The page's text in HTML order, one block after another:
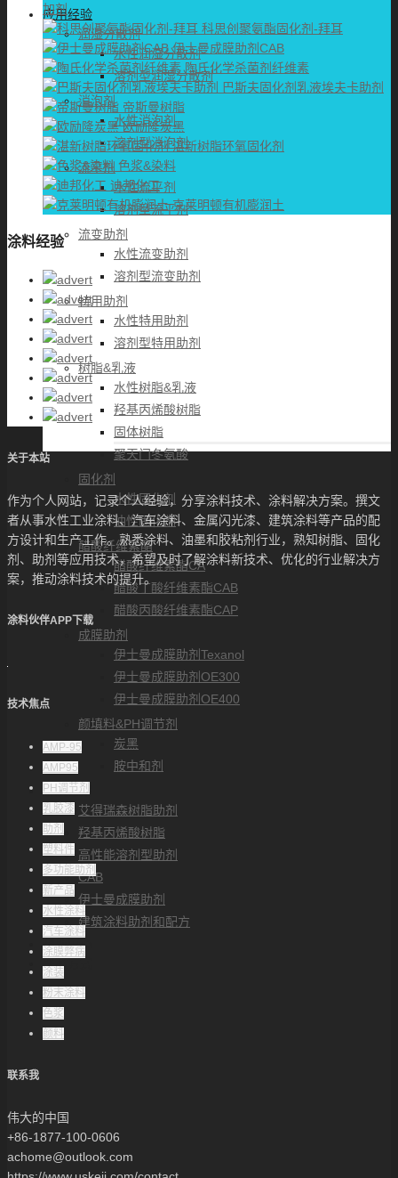
应用经验
润湿分散剂
水性润湿分散剂
溶剂型润湿分散剂
消泡剂
水性消泡剂
溶剂型消泡剂
流平剂
水性流平剂
溶剂型流平剂
流变助剂
水性流变助剂
溶剂型流变助剂
特用助剂
水性特用助剂
溶剂型特用助剂
树脂&乳液
水性树脂&乳液
羟基丙烯酸树脂
固体树脂
聚天门冬氨酸
固化剂
水性固化剂
油性固化剂
醋酸纤维素酯
醋酸纤维素酯CA
醋酸丁酸纤维素酯CAB
醋酸丙酸纤维素酯CAP
成膜助剂
伊士曼成膜助剂Texanol
伊士曼成膜助剂OE300
伊士曼成膜助剂OE400
颜填料&PH调节剂
炭黑
胺中和剂
解决方案
艾得瑞森树脂助剂
羟基丙烯酸树脂
高性能溶剂型助剂
CAB
伊士曼成膜助剂
建筑涂料助剂和配方
帮助中心
联系方式
加剂
科思创聚氨酯固化剂-拜耳
伊士曼成膜助剂CAB
陶氏化学杀菌剂纤维素
巴斯夫固化剂乳液埃夫卡助剂
帝斯曼树脂
欧励隆炭黑
湛新树脂环氧固化剂
色浆&染料
迪邦化工
克莱明顿有机膨润土
涂料经验
关于本站
作为个人网站，记录个人经验，分享涂料技术、涂料解决方案。撰文
者从事水性工业涂料、汽车涂料、金属闪光漆、建筑涂料等产品的配
方设计和生产工作。熟悉涂料、油墨和胶粘剂行业，熟知树脂、固化
剂、助剂等应用技术，希望及时了解涂料新技术、优化的行业解决方
案，推动涂料技术的提升。
涂料伙伴APP下载
技术焦点
AMP-95
AMP95
PH调节剂
乳胶漆
助剂
塑料件
多功能助剂
新产品
水性涂料
汽车涂料
涂膜弊病
涂装
粉末涂料
色浆
颜料
联系我
伟大的中国
+86-1877-100-0606
achome@outlook.com